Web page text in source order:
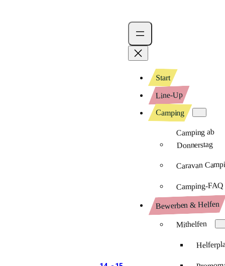
Start
Line-Up
Camping
Camping ab
Donnerstag
Caravan
Camping-FAQ
Bewerben & Helfen
Mithelfen